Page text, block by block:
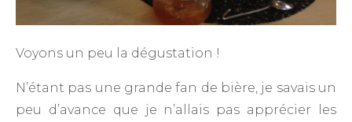
Voyons un peu la dégustation !
N’étant pas une grande fan de bière, je savais un
peu d’avance que je n’allais pas apprécier les